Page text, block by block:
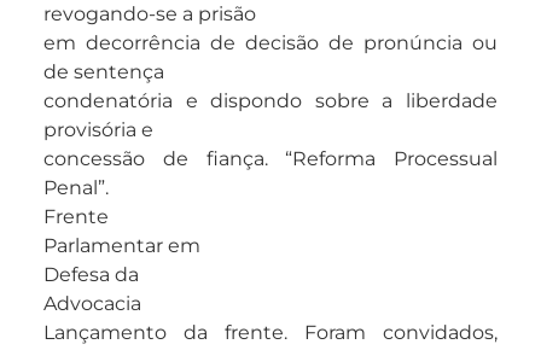
revogando-se a prisão
em decorrência de decisão de pronúncia ou
de sentença
condenatória e dispondo sobre a liberdade
provisória e
concessão de fiança. “Reforma Processual
Penal”.
Frente
Parlamentar em
Defesa da
Advocacia
Lançamento da frente. Foram convidados,